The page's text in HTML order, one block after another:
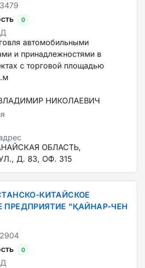
0
автомобильными
и принадлежностями в
с торговой площадью
НИКОЛАЕВИЧ
ОБЛАСТЬ,
Д. 83, ОФ. 315
КИТАЙСКОЕ
ПРЕДПРИЯТИЕ "ҚАЙНАР-ЧЕН
0